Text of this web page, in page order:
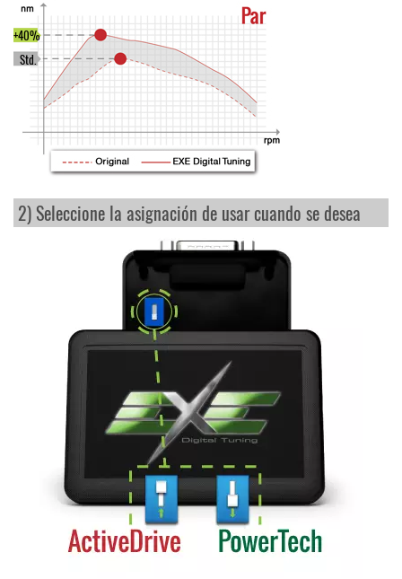
Std.
+40%
2) Seleccione la asignación de usar cuando se desea